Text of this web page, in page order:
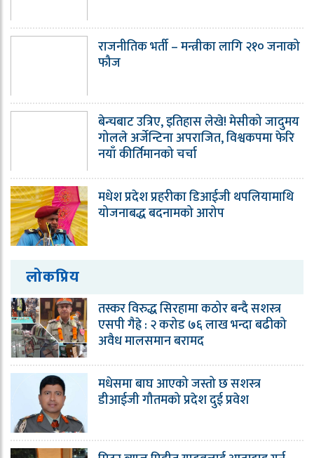
राजनीतिक भर्ती – मन्त्रीका लागि २१० जनाको
फौज
बेन्चबाट उत्रिए, इतिहास लेखे! मेसीको जादुमय
गोलले अर्जेन्टिना अपराजित, विश्वकपमा फेरि
नयाँ कीर्तिमानको चर्चा
मधेश प्रदेश प्रहरीका डिआईजी थपलियामाथि
योजनाबद्ध बदनामको आरोप
लोकप्रिय
तस्कर विरुद्ध सिरहामा कठोर बन्दै सशस्त्र
एसपी गैह्रे : २ करोड ७६ लाख भन्दा बढीको
अवैध मालसमान बरामद
मधेसमा बाघ आएको जस्तो छ सशस्त्र
डीआईजी गौतमको प्रदेश दुई प्रवेश